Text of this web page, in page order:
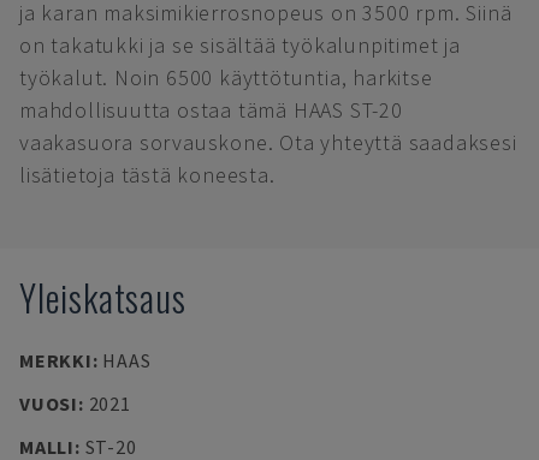
ja karan maksimikierrosnopeus on 3500 rpm. Siinä
on takatukki ja se sisältää työkalunpitimet ja
työkalut. Noin 6500 käyttötuntia, harkitse
mahdollisuutta ostaa tämä HAAS ST-20
vaakasuora sorvauskone. Ota yhteyttä saadaksesi
lisätietoja tästä koneesta.
Yleiskatsaus
MERKKI: HAAS
VUOSI: 2021
MALLI: ST-20